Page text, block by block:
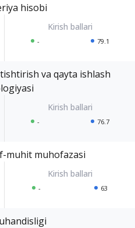
hisobi
- 79.1
va qayta ishlash
- 76.7
muhit muhofazasi
- 63